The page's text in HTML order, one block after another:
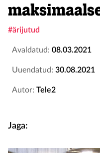
#ärijutud
Avaldatud: 08.03.2021
Uuendatud: 30.08.2021
Autor: Tele2
Jaga: